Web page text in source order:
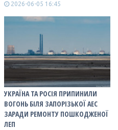
2026-06-05 16:45
УКРАЇНА ТА РОСІЯ ПРИПИНИЛИ
ВОГОНЬ БІЛЯ ЗАПОРІЗЬКОЇ АЕС
ЗАРАДИ РЕМОНТУ ПОШКОДЖЕНОЇ
ЛЕП